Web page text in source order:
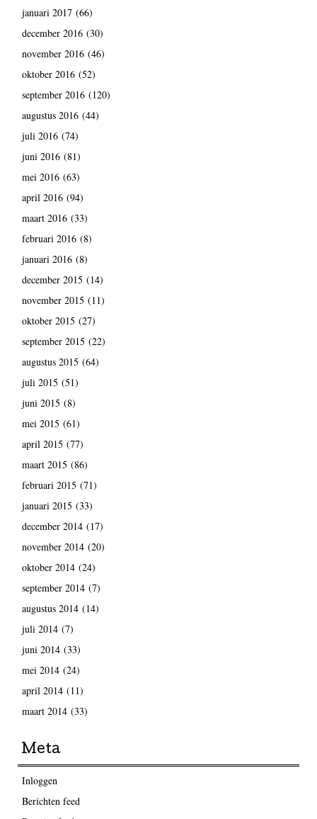
januari 2017(66)
december 2016(30)
november 2016(46)
oktober 2016(52)
september 2016(120)
augustus 2016(44)
juli 2016(74)
juni 2016(81)
mei 2016(63)
april 2016(94)
maart 2016(33)
februari 2016(8)
januari 2016(8)
december 2015 (14)
november 2015 (11)
oktober 2015 (27)
september 2015 (22)
augustus 2015 (64)
juli 2015 (51)
juni 2015 (8)
mei 2015 (61)
april 2015 (77)
maart 2015 (86)
februari 2015 (71)
januari 2015 (33)
december 2014(17)
november 2014(20)
oktober 2014(24)
september 2014(7)
augustus 2014(14)
juli 2014(7)
juni 2014(33)
mei 2014(24)
april 2014(11)
maart 2014(33)
Meta
Inloggen
Berichten feed